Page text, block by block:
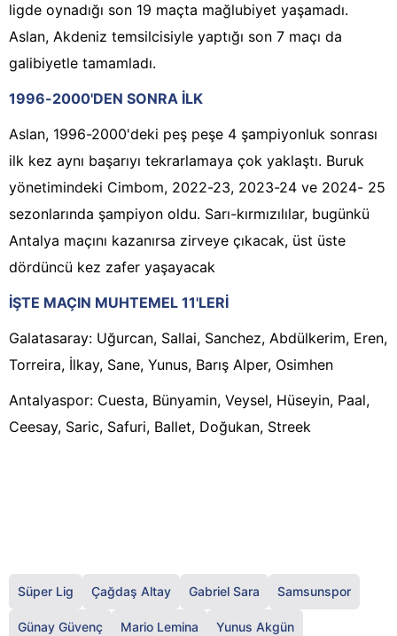
ligde oynadığı son 19 maçta mağlubiyet yaşamadı.
Aslan, Akdeniz temsilcisiyle yaptığı son 7 maçı da
galibiyetle tamamladı.
1996-2000'DEN SONRA İLK
Aslan, 1996-2000'deki peş peşe 4 şampiyonluk sonrası
ilk kez aynı başarıyı tekrarlamaya çok yaklaştı. Buruk
yönetimindeki Cimbom, 2022-23, 2023-24 ve 2024- 25
sezonlarında şampiyon oldu. Sarı-kırmızılılar, bugünkü
Antalya maçını kazanırsa zirveye çıkacak, üst üste
dördüncü kez zafer yaşayacak
İŞTE MAÇIN MUHTEMEL 11'LERİ
Galatasaray: Uğurcan, Sallai, Sanchez, Abdülkerim, Eren,
Torreira, İlkay, Sane, Yunus, Barış Alper, Osimhen
Antalyaspor: Cuesta, Bünyamin, Veysel, Hüseyin, Paal,
Ceesay, Saric, Safuri, Ballet, Doğukan, Streek
Süper Lig Çağdaş Altay Gabriel Sara Samsunspor
Günay Güvenç Mario Lemina Yunus Akgün